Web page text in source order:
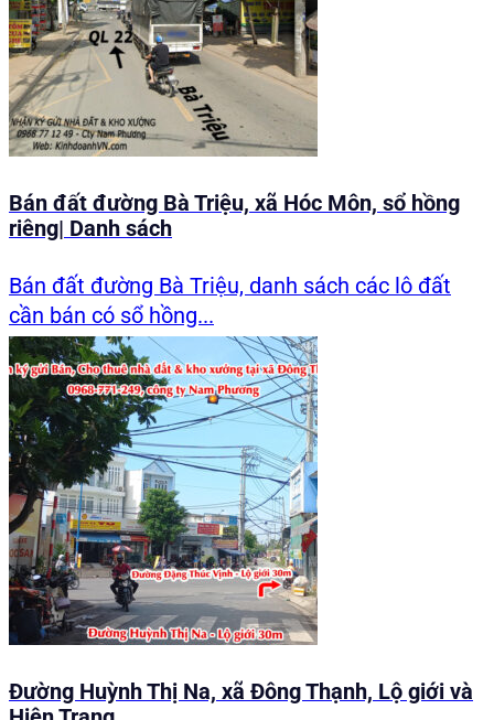
Bán đất đường Bà Triệu, xã Hóc Môn, sổ hồng
riêng| Danh sách
Bán đất đường Bà Triệu, danh sách các lô đất
cần bán có sổ hồng...
Đường Huỳnh Thị Na, xã Đông Thạnh, Lộ giới và